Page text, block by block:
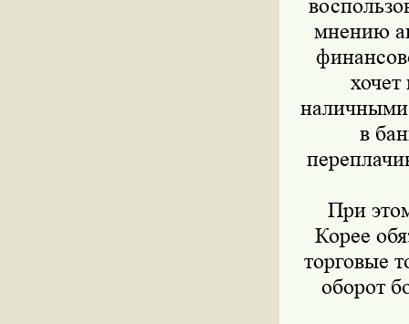
мнению
хочет
в
При
Корее
торговые
оборот